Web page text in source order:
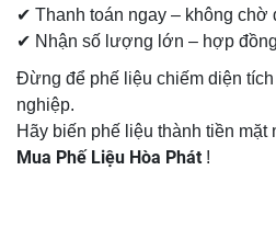
✔ Thanh toán ngay – không chờ
✔ Nhận số lượng lớn – hợp
Đừng để phế liệu chiếm diện
nghiệp.
Hãy biến phế liệu thành tiền mặt
Mua Phế Liệu Hòa Phát !